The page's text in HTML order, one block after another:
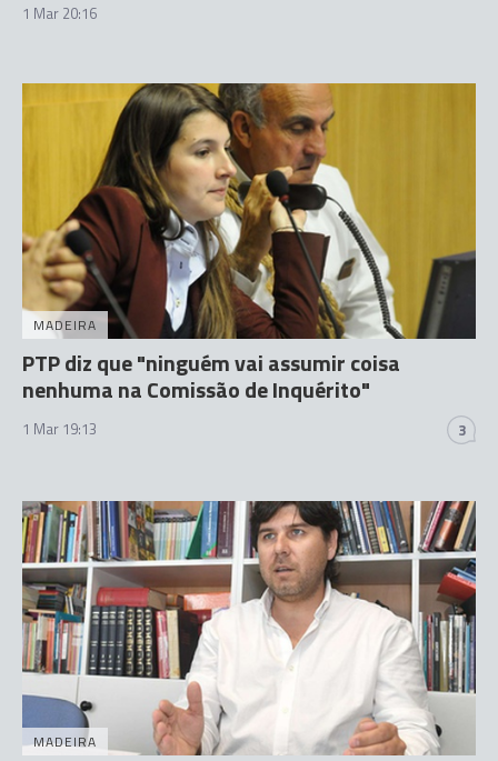
1 Mar 20:16
MADEIRA
PTP diz que "ninguém vai assumir coisa
nenhuma na Comissão de Inquérito"
1 Mar 19:13 3
MADEIRA